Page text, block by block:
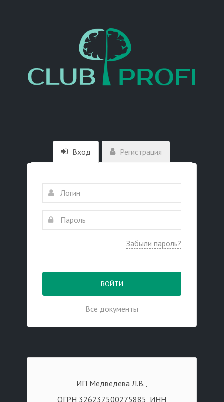
Вход Регистрация
Забыли пароль?
ВОЙТИ
Все документы
ИП Медведева Л.В.,
ОГРН 326237500275885, ИНН